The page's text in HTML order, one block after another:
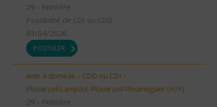
29 - Finistère
Possibilité de CDI ou CDD
03/04/2026
POSTULER
Aide à domicile - CDD ou CDI -
Plouarzel/Lampaul-Plouarzel/Ploumoguer (H/F)
29 - Finistère